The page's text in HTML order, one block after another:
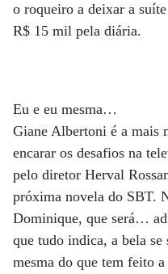
o roqueiro a deixar a
R$ 15 mil pela diária.
Eu e eu mesma…
Giane Albertoni é a mais
encarar os desafios na
pelo diretor Herval
próxima novela do SBT.
Dominique, que será…
que tudo indica, a bela
mesma do que tem feito